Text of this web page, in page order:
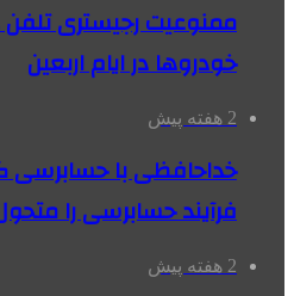
ممنوعیت رجیستری
خودروها در ایام اربعین
2 هفته پیش
خداحافظی با حسابرسی
فرآیند حسابرسی را
2 هفته پیش